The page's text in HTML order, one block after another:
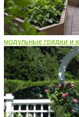
модульные грядки и